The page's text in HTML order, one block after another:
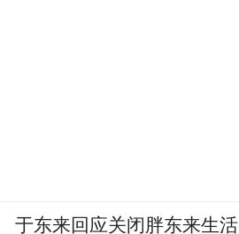
于东来回应关闭胖东来生活